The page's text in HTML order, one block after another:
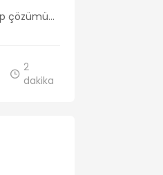
çözümü...
2
dakika